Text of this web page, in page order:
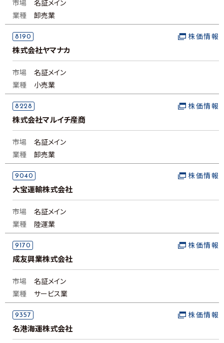
市場
名証メイン
業種
卸売業
8190
株式会社ヤマナカ
株価情報
市場
名証メイン
業種
小売業
8228
株式会社マルイチ産商
株価情報
市場
名証メイン
業種
卸売業
9040
大宝運輸株式会社
株価情報
市場
名証メイン
業種
陸運業
9170
成友興業株式会社
株価情報
市場
名証メイン
業種
サービス業
9357
名港海運株式会社
株価情報